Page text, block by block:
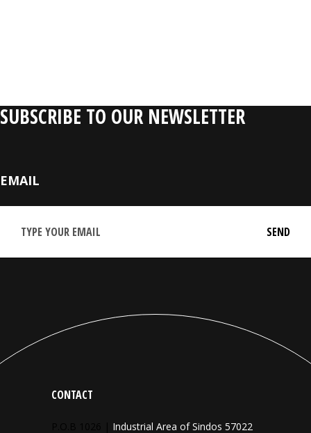
SUBSCRIBE TO OUR NEWSLETTER
EMAIL
CONTACT
Industrial Area of Sindos 57022